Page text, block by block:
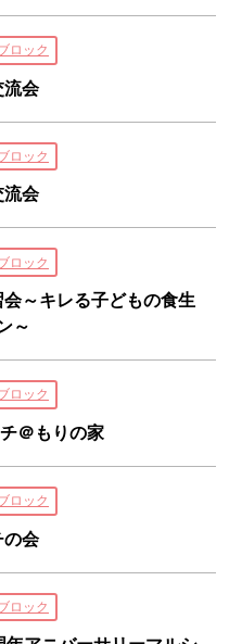
ロック
流会
ロック
流会
ロック
～キレる子どもの食生
～
ロック
＠もりの家
ロック
の会
ロック